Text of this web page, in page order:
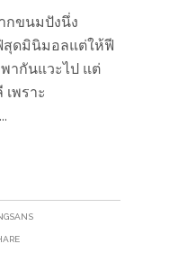
กขนมปังนึ่ง
สุดมินิมอลแต่ให้ฟี
ากันแวะไป แต่
พราะ